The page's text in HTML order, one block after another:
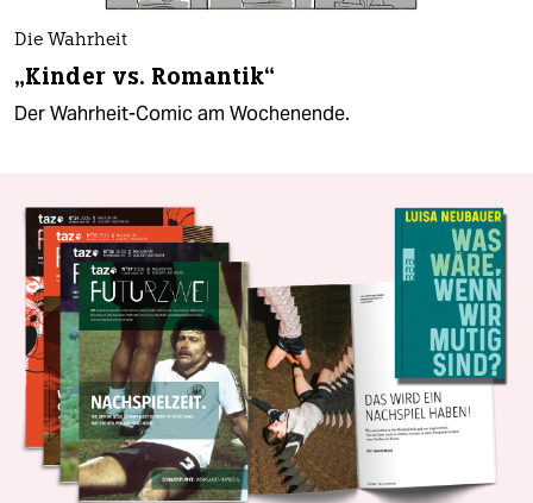
Die Wahrheit
„Kinder vs. Romantik“
Der Wahrheit-Comic am Wochenende.